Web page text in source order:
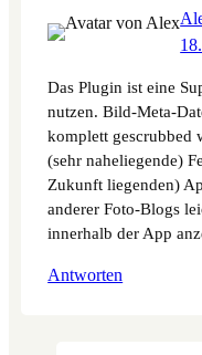
Das Plugin ist eine
nutzen. Bild-Meta-
komplett gescrubbed
(sehr naheliegende)
Zukunft liegenden)
anderer Foto-Blogs
innerhalb der App
Antworten